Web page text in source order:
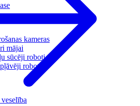
kameras
mājai
sūcēji roboti
roboti